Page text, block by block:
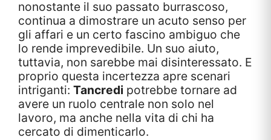
nonostante il suo passato burrascoso,
continua a dimostrare un acuto senso per
gli affari e un certo fascino ambiguo che
lo rende imprevedibile. Un suo aiuto,
tuttavia, non sarebbe mai disinteressato. E
proprio questa incertezza apre scenari
intriganti: Tancredi potrebbe tornare ad
avere un ruolo centrale non solo nel
lavoro, ma anche nella vita di chi ha
cercato di dimenticarlo.